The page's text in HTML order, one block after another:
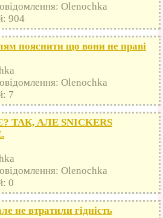
Olenochka
904
пояснити що вони не праві
Olenochka
7
ТАК, АЛЕ SNICKERS
Olenochka
0
не втратили гідність